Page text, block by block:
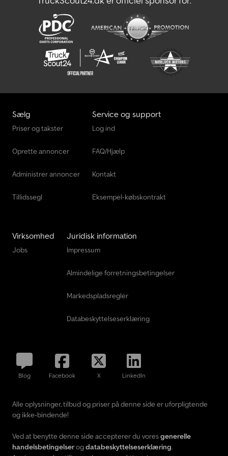
COC-papirer). Vi har et stort antal trailere fra følgende
producenter på lager: Brenderup, Humbaur, Hapert, Brian James
Trailers, Unsinn og Neptun. Hvis du ønsker det, kan du få et gratis
overførselsnummer. Vi reparerer trailere fra alle producenter.
Yderligere tilbehør kan fås efter anmodning. Tekniske ændringer,
prisændringer og fejl forbeholdes. Der påtages intet ansvar for fejl
og trykfejl. Gummifjederaksel, enkelthjulaffjedring, sider i
brandgalvaniseret stålplade, ubremset, inklusive garanti, V-
siderne, forsamlede monteringsknapper til fastgørelse af
presenning på siderne. Chodpjh Hzpfofx Abnoa
Sælg
Priser og takster
Oprette annoncer
Administrer annoncer
Tillidssegl
Service og support
Log ind
FAQ/Hjælp
Kontakt
Eksempel-købskontrakt
Virksomhed
Jobs
Juridisk information
Impressum
Almindelige forretningsbetingelser
Markedspladsregler
Databeskyttelseserklæring
Blog Facebook X LinkedIn
Alle oplysninger, tilbud og priser på denne side er uforpligtende
og ikke-bindende!
Ved at benytte denne side accepterer du voresgenerelle
handelsbetingelserogdatabeskyttelseserklæring.